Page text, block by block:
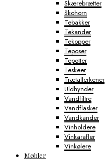
Skærebrætter
Skohorn
Tebakker
Tekander
Tekopper
Teposer
Tepotter
Teskeer
Trætallerkener
Uldhynder
Vandfiltre
Vandflasker
Vandkander
Vinholdere
Vinkarafler
Vinkølere
Møbler